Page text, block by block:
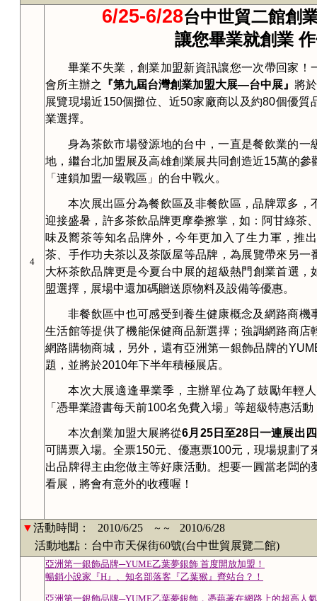
4
6/25-6/28台中世貿二館創
讓您畢業就創業
畢業不失業，創業加盟新資訊讓您一次帶回家
會所主辦之
『第九屆台灣創業加盟大展—台中展』 將於
展覽現場近150個攤位、近50家廠商以及約80個優質
業選擇。
身為茶飲市場發源地的台中，一直是餐飲業的
地，繼台北加盟展及高雄創業展共同創造近15萬的參
「連鎖加盟一級戰區」的台中戰火。
本次展出區分為餐飲區及非餐飲區，品牌眾多
迎接盛暑，許多茶飲品牌更摩拳擦掌，如：阿甘綠茶
味及嚮茶等知名品牌外，今年更加入了生力軍，推
茶、手作功夫茶以及茶阪屋等品牌，為展覽帶來另
大杯茶飲品牌更是今夏台中展的超級熱門創業首選
盟選擇，展場中還加碼贈送原物料及設備等優惠。
非餐飲區中也可感受到養生健康概念及網路商
生活館等提供了機能保健商品新選擇；強調網路商
網路購物商城，另外，還有亞洲第一銀飾品牌的
題，並將於2010年下半年積極展店。
本次大展適逢畢業季，主辦單位為了鼓勵年輕
「憑畢業證書每天前100名免費入場」等超級特惠活
本次創業加盟大展將從6月 25日 至28日一連展出
可購票入場。全票150元、優惠票100元，現場規劃了
出品牌得主由您做主等好康活動。想要一圓當老闆
看展，將會有意外的收穫喔！
▼活動時間： 2010/6/25 ～～
2010/6/28
活動地點：台中市天保街60號(台中世貿展覽二館)
亞洲第一銀飾品牌─YUME乙葉夢銀飾 首度開放加盟！
暢銷小說家『H』、知名部落客『乙葉猴』齊站台？！
亞洲第一銀飾品牌─YUME乙葉夢銀飾，憑藉著在網路上的超高人